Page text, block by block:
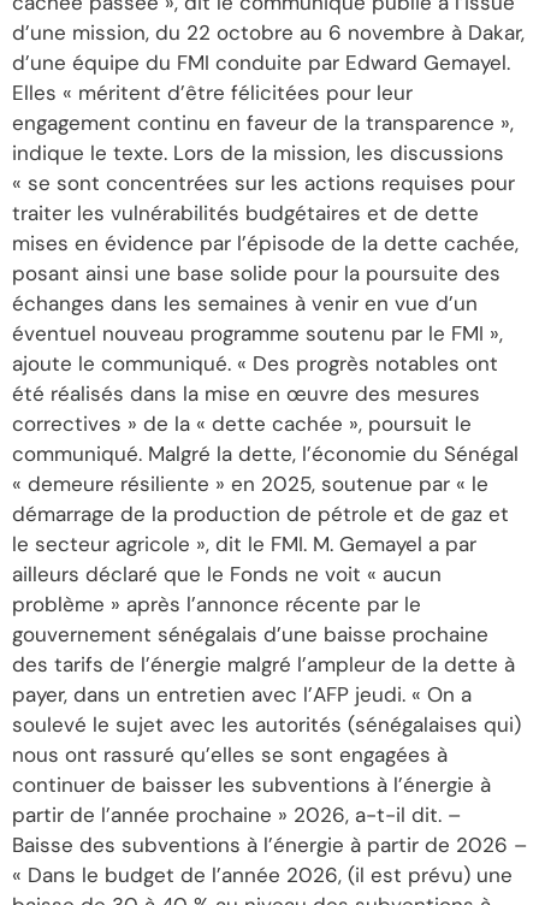
d’une mission, du 22 octobre au 6 novembre à Dakar,
d’une équipe du FMI conduite par Edward Gemayel.
Elles « méritent d’être félicitées pour leur
engagement continu en faveur de la transparence »,
indique le texte. Lors de la mission, les discussions
« se sont concentrées sur les actions requises pour
traiter les vulnérabilités budgétaires et de dette
mises en évidence par l’épisode de la dette cachée,
posant ainsi une base solide pour la poursuite des
échanges dans les semaines à venir en vue d’un
éventuel nouveau programme soutenu par le FMI »,
ajoute le communiqué. « Des progrès notables ont
été réalisés dans la mise en œuvre des mesures
correctives » de la « dette cachée », poursuit le
communiqué. Malgré la dette, l’économie du Sénégal
« demeure résiliente » en 2025, soutenue par « le
démarrage de la production de pétrole et de gaz et
le secteur agricole », dit le FMI. M. Gemayel a par
ailleurs déclaré que le Fonds ne voit « aucun
problème » après l’annonce récente par le
gouvernement sénégalais d’une baisse prochaine
des tarifs de l’énergie malgré l’ampleur de la dette à
payer, dans un entretien avec l’AFP jeudi. « On a
soulevé le sujet avec les autorités (sénégalaises qui)
nous ont rassuré qu’elles se sont engagées à
continuer de baisser les subventions à l’énergie à
partir de l’année prochaine » 2026, a-t-il dit. –
Baisse des subventions à l’énergie à partir de 2026 –
« Dans le budget de l’année 2026, (il est prévu) une